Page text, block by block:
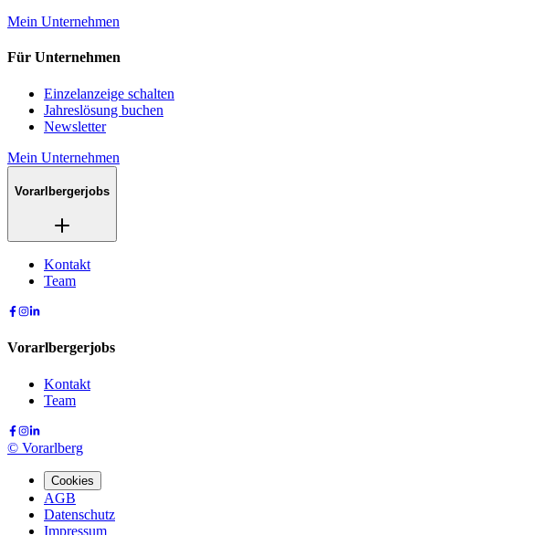
Mein Unternehmen
Für Unternehmen
Einzelanzeige schalten
Jahreslösung buchen
Newsletter
Mein Unternehmen
Vorarlbergerjobs
Kontakt
Team
Vorarlbergerjobs
Kontakt
Team
© Vorarlberg
Cookies
AGB
Datenschutz
Impressum